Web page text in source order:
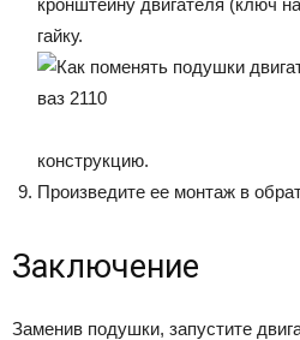
гайку.
конструкцию.
Произведите ее монтаж в
Заключение
Заменив подушки, запустите